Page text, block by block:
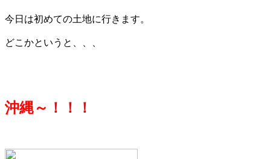
今日は初めての土地に行きます。
どこかというと、、、
沖縄～！！！